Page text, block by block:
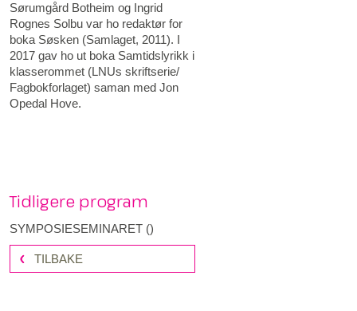
Sørumgård Botheim og Ingrid
Rognes Solbu var ho redaktør for
boka Søsken (Samlaget, 2011). I
2017 gav ho ut boka Samtidslyrikk i
klasserommet (LNUs skriftserie/
Fagbokforlaget) saman med Jon
Opedal Hove.
Tidligere program
SYMPOSIESEMINARET ()
TILBAKE